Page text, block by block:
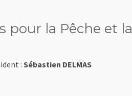
pour la Pêche et la
: Sébastien DELMAS